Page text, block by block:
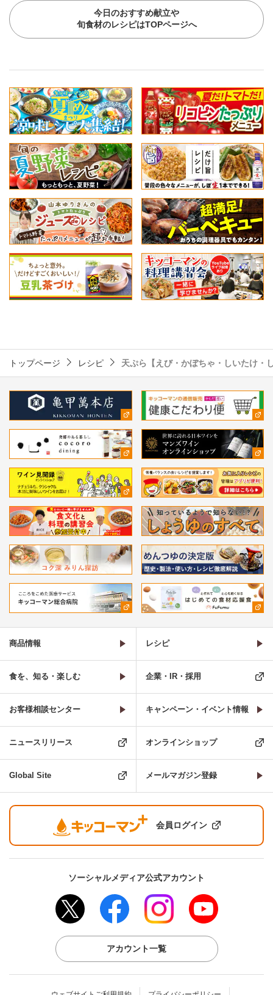
今日のおすすめ献立や
旬食材のレシピはTOPページへ
トップページ レシピ 天ぷら【えび・かぼちゃ・しいたけ・
商品情報 レシピ
食を、知る・楽しむ 企業・IR・採用
お客様相談センター キャンペーン・イベント情報
ニュースリリース オンラインショップ
Global Site メールマガジン登録
会員ログイン
ソーシャルメディア公式アカウント
アカウント一覧